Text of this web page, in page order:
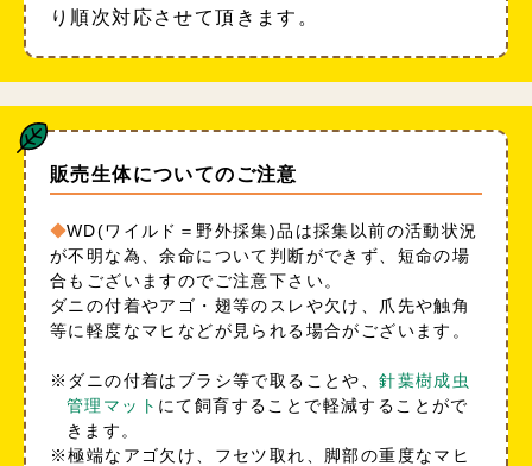
り順次対応させて頂きます。
販売生体についてのご注意
WD(ワイルド＝野外採集)品は採集以前の活動状況
が不明な為、余命について判断ができず、短命の場
合もございますのでご注意下さい。
ダニの付着やアゴ・翅等のスレや欠け、爪先や触角
等に軽度なマヒなどが見られる場合がございます。
※ダニの付着はブラシ等で取ることや、針葉樹成虫
管理マット にて飼育することで軽減することがで
きます。
※極端なアゴ欠け、フセツ取れ、脚部の重度なマヒ